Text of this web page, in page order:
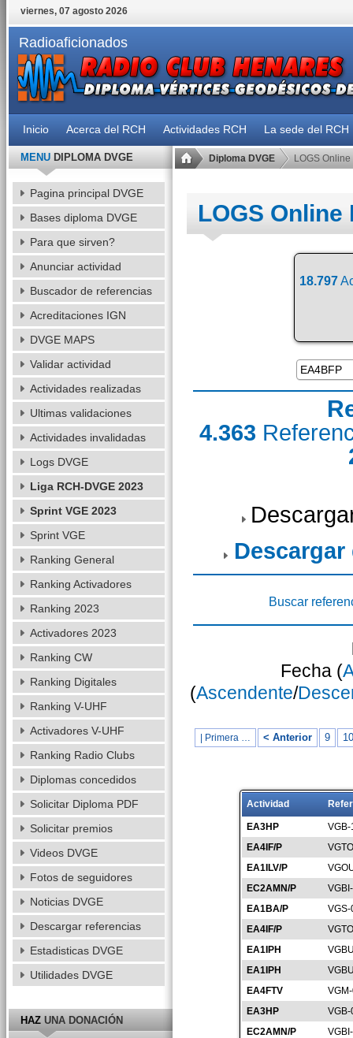
viernes, 07 agosto 2026
Radioaficionados
Inicio Acerca del RCH Actividades RCH La sede del RCH
Diploma DVGE LOGS Online
LOGS Online
18.797
4.363
Descargar
Buscar
Fecha (
(Ascendente/
| Primera … < Anterior 9 10
Actividad
EA3HP
VGB-
EA4IF/P
EA1ILV/P
EC2AMN/P
EA1BA/P
EA4IF/P
EA1IPH
EA1IPH
EA4FTV
EA3HP
EC2AMN/P
MENUDIPLOMA DVGE
Pagina principal DVGE
Bases diploma DVGE
Para que sirven?
Anunciar actividad
Buscador de referencias
Acreditaciones IGN
DVGE MAPS
Validar actividad
Actividades realizadas
Ultimas validaciones
Actividades invalidadas
Logs DVGE
Liga RCH-DVGE 2023
Sprint VGE 2023
Sprint VGE
Ranking General
Ranking Activadores
Ranking 2023
Activadores 2023
Ranking CW
Ranking Digitales
Ranking V-UHF
Activadores V-UHF
Ranking Radio Clubs
Diplomas concedidos
Solicitar Diploma PDF
Solicitar premios
Videos DVGE
Fotos de seguidores
Noticias DVGE
Descargar referencias
Estadisticas DVGE
Utilidades DVGE
HAZUNA DONACIÓN